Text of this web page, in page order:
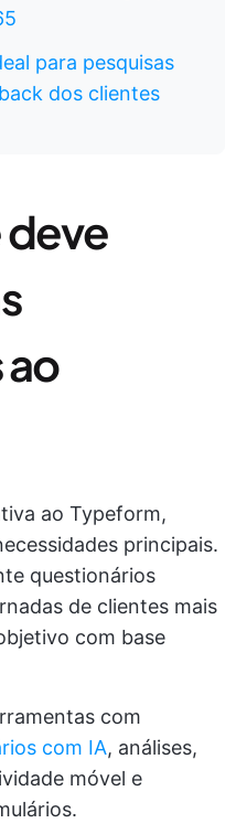
para pesquisas
dos clientes
deve
ao Typeform,
principais.
questionários
de clientes mais
com base
com
com IA, análises,
móvel e